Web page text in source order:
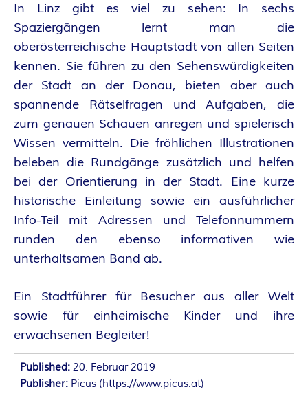
T
A
S
Y
A
U
T
O
R
:
I
N
In Linz gibt es viel zu sehen: In sechs
Spaziergängen lernt man die
oberösterreichische Hauptstadt von allen Seiten
kennen. Sie führen zu den Sehenswürdigkeiten
der Stadt an der Donau, bieten aber auch
spannende Rätselfragen und Aufgaben, die
zum genauen Schauen anregen und spielerisch
Wissen vermitteln. Die fröhlichen Illustrationen
beleben die Rundgänge zusätzlich und helfen
bei der Orientierung in der Stadt. Eine kurze
historische Einleitung sowie ein ausführlicher
Info-Teil mit Adressen und Telefonnummern
runden den ebenso informativen wie
unterhaltsamen Band ab.
Ein Stadtführer für Besucher aus aller Welt
sowie für einheimische Kinder und ihre
erwachsenen Begleiter!
Published: 20. Februar 2019
Publisher: Picus (https://www.picus.at)